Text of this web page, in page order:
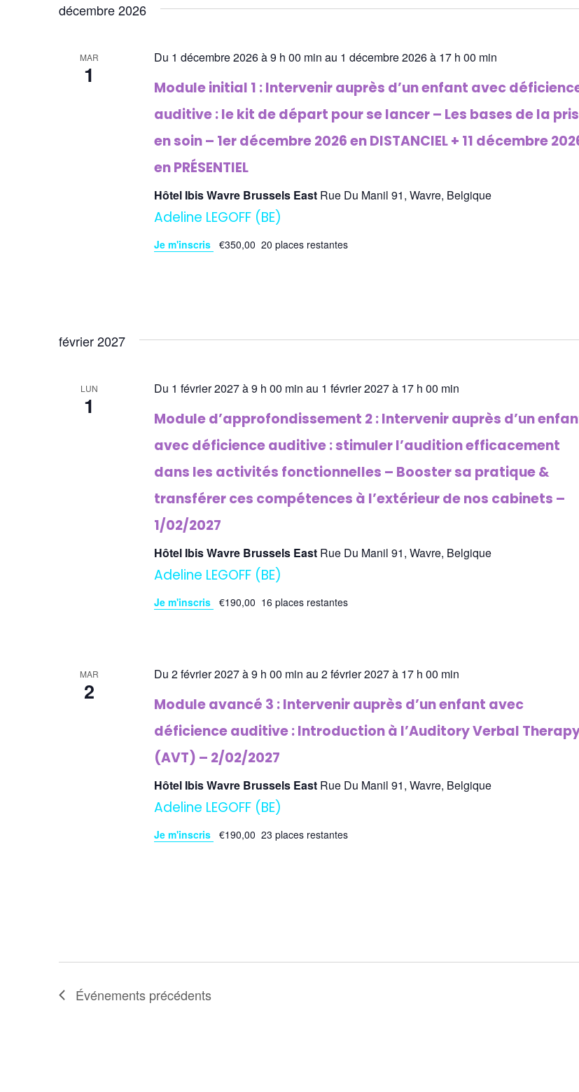
date.
décembre 2026
MAR
1
Du 1 décembre 2026 à 9 h 00 min au 1 décembre 2026 à 17 h 00 min
Module initial 1 : Intervenir auprès d’un enfant avec
auditive : le kit de départ pour se lancer – Les bases de la
en soin – 1er décembre 2026 en DISTANCIEL + 11 décembre
en PRÉSENTIEL
Hôtel Ibis Wavre Brussels East Rue Du Manil 91, Wavre, Belgique
Adeline LEGOFF (BE)
Je m'inscris €350,00 20 places restantes
février 2027
LUN
1
Du 1 février 2027 à 9 h 00 min au 1 février 2027 à 17 h 00 min
Module d’approfondissement 2 : Intervenir auprès d’un
avec déficience auditive : stimuler l’audition efficacement
dans les activités fonctionnelles – Booster sa pratique &
transférer ces compétences à l’extérieur de nos cabinets –
1/02/2027
Hôtel Ibis Wavre Brussels East Rue Du Manil 91, Wavre, Belgique
Adeline LEGOFF (BE)
Je m'inscris €190,00 16 places restantes
MAR
2
Du 2 février 2027 à 9 h 00 min au 2 février 2027 à 17 h 00 min
Module avancé 3 : Intervenir auprès d’un enfant avec
déficience auditive : Introduction à l’Auditory Verbal
(AVT) – 2/02/2027
Hôtel Ibis Wavre Brussels East Rue Du Manil 91, Wavre, Belgique
Adeline LEGOFF (BE)
Je m'inscris €190,00 23 places restantes
Événements précédents